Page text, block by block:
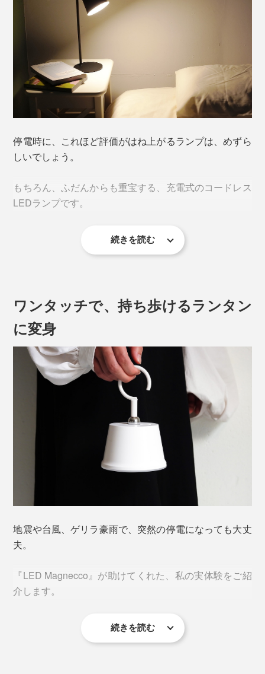
停電時に、これほど評価がはね上がるランプは、めずら
しいでしょう。
もちろん、ふだんからも重宝する、充電式のコードレス
LEDランプです。
『LED Magnecco（LEDマグネッコ）』は、ランプ本体
に、マグネット入り。
専用スタンドのボール部分に、ワンタッチでセット。ラ
ンプ本体をくっつけたまま、グルグル動かせるから、光
の向きを自在に変えることもできます。
続きを読む
ワンタッチで、持ち歩けるランタン
に変身
地震や台風、ゲリラ豪雨で、突然の停電になっても大丈
夫。
『LED Magnecco』が助けてくれた、私の実体験をご紹
介します。
続きを読む